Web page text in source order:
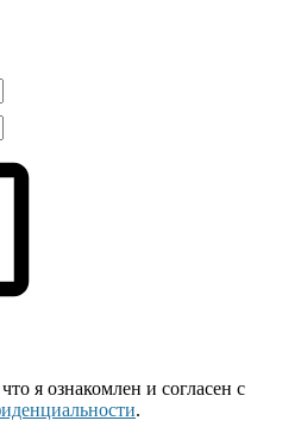
я ознакомлен и согласен с
.